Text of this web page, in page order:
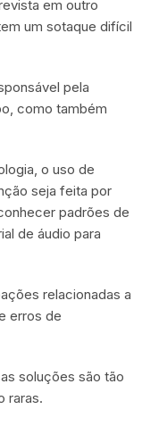
em outro
um sotaque difícil
pela
como também
o uso de
seja feita por
padrões de
de áudio para
relacionadas a
erros de
soluções são tão
raras.